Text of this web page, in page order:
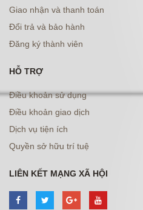
Giao nhận và thanh toán
Đổi trả và bảo hành
Đăng ký thành viên
HỖ TRỢ
Điều khoản sử dụng
Điều khoản giao dịch
Dịch vụ tiện ích
Quyền sở hữu trí tuệ
LIÊN KẾT MẠNG XÃ HỘI